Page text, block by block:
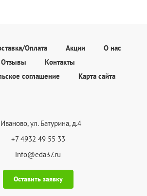
Оплата Акции
О нас
Отзывы
Контакты
соглашение
Карта сайта
Иваново, ул. Батурина, д.4
+7 4932 49 55 33
info@eda37.ru
Оставить заявку